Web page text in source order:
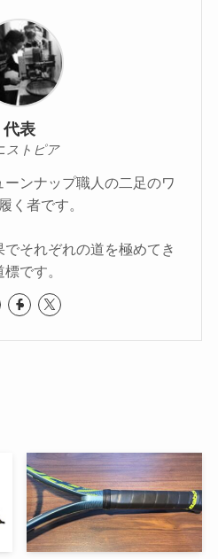
代表
ストピア
ンナップ職人の二足のワ
く者です。
それぞれの道を極めてき
標です。